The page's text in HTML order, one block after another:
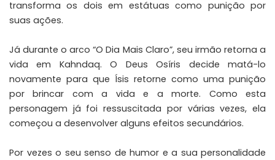
transforma os dois em estátuas como punição por
suas ações.
Já durante o arco “O Dia Mais Claro”, seu irmão retorna a
vida em Kahndaq. O Deus Osíris decide matá-lo
novamente para que Ísis retorne como uma punição
por brincar com a vida e a morte. Como esta
personagem já foi ressuscitada por várias vezes, ela
começou a desenvolver alguns efeitos secundários.
Por vezes o seu senso de humor e a sua personalidade